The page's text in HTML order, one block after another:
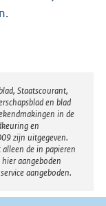
Staatscourant,
en blad
in de
en
zijn uitgegeven.
de in papieren
aangeboden
aangeboden.